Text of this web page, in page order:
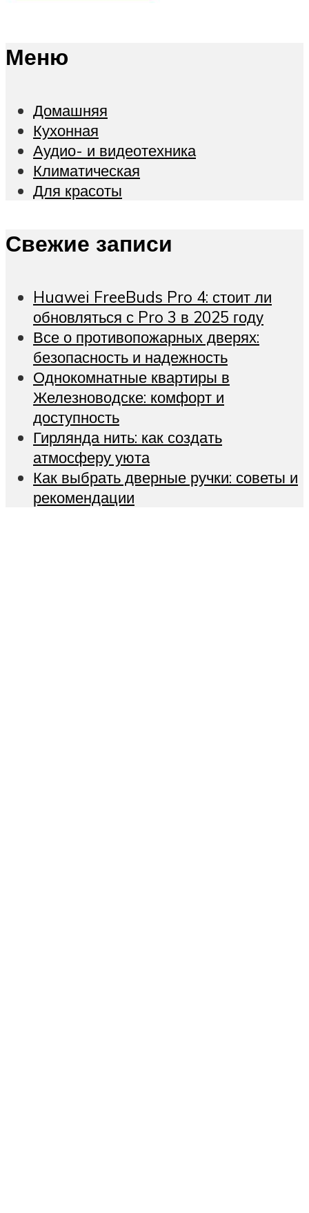
Меню
Домашняя
Кухонная
Аудио- и видеотехника
Климатическая
Для красоты
Свежие записи
Huawei FreeBuds Pro 4: стоит ли
обновляться с Pro 3 в 2025 году
Все о противопожарных дверях:
безопасность и надежность
Однокомнатные квартиры в
Железноводске: комфорт и
доступность
Гирлянда нить: как создать
атмосферу уюта
Как выбрать дверные ручки: советы и
рекомендации